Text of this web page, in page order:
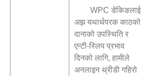
WPC डेकिङलाई
अझ यथार्थपरक काठको
दानाको उपस्थिति र
एन्टी-स्लिप प्रभाव
दिनको लागि, हामीले
अनलाइन थ्रीडी गहिरो